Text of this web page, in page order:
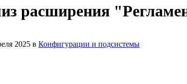
расширения
2025 в Конфигурации и подсистемы